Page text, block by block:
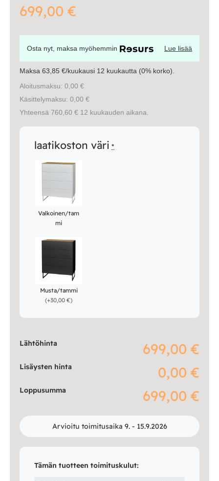
Vuodesohvat
Senioreille
699,00 €
Osta nyt, maksa myöhemmin Lue lisää
Maksa 63,85 €/kuukausi 12 kuukautta (0% korko).
Aloitusmaksu: 0,00 €
Käsittelymaksu: 0,00 €
Yhteensä 760,60 € 12 kuukauden aikana.
laatikoston väri *
Valkoinen/tam
mi
Musta/tammi
(+30,00 €)
Lähtöhinta 699,00 €
Lisäysten hinta 0,00 €
Loppusumma 699,00 €
Arvioitu toimitusaika 9. - 15.9.2026
Tämän tuotteen toimituskulut: